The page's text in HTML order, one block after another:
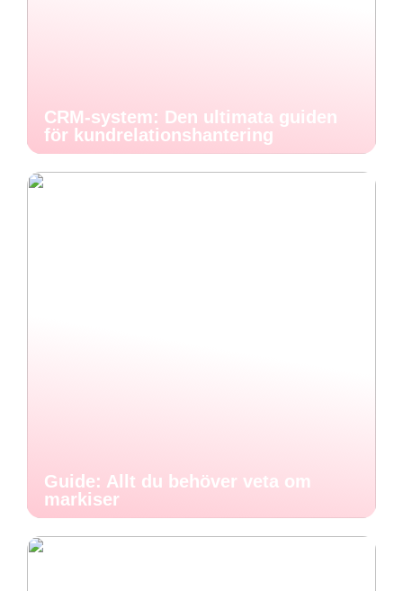
CRM-system: Den ultimata guiden
för kundrelationshantering
Guide: Allt du behöver veta om
markiser